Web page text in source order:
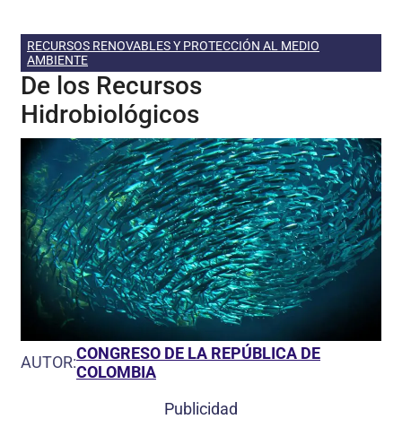
RECURSOS RENOVABLES Y PROTECCIÓN AL MEDIO
AMBIENTE
De los Recursos
Hidrobiológicos
AUTOR:CONGRESO DE LA REPÚBLICA DE
COLOMBIA
Publicidad